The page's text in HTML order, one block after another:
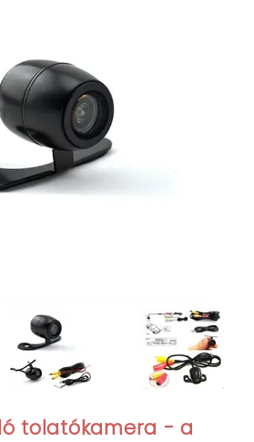
tolatókamera - a